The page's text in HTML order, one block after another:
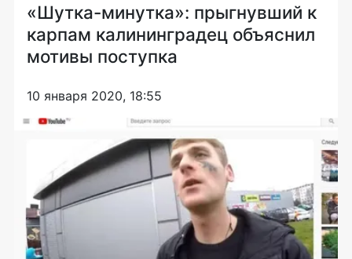
«Шутка-минутка»: прыгнувший к
карпам калининградец объяснил
мотивы поступка
10 января 2020, 18:55